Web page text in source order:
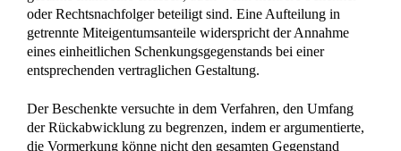
einer Größe von 2.597 Quadratmetern angeordnet.
Bezieht sich – wie vorliegend – die Schenkung auf
eines Schenkers dazu, dass Leistung an alle
Schenker (bzw. deren Rechtsnachfolger) gefordert
werden kann (BGH, Urt. v. 13.2.1962, V ZR